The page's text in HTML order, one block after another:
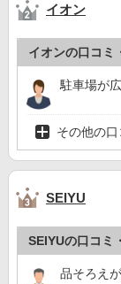
イオン
イオンの口コミ
駐車場が
その他の口
SEIYU
SEIYUの口コミ
品そろえ